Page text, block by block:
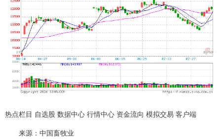
热点栏目 自选股 数据中心 行情中心 资金流向 模拟交易 客户端
来源：中国畜牧业